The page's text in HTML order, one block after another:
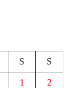
S S
1 2